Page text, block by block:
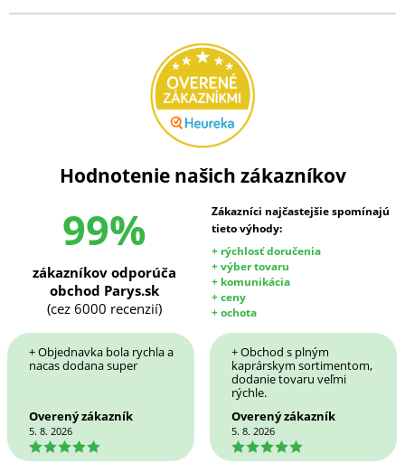
Hodnotenie našich zákazníkov
99%
Zákazníci najčastejšie spomínajú
tieto výhody:
+ rýchlosť doručenia
+ výber tovaru
+ komunikácia
+ ceny
+ ochota
zákazníkov odporúča
obchod Parys.sk
(cez 6000 recenzií)
+ Objednavka bola rychla a
nacas dodana super
Overený zákazník
5. 8. 2026
5
+ Obchod s plným
kaprárskym sortimentom,
dodanie tovaru veľmi
rýchle.
Overený zákazník
5. 8. 2026
5